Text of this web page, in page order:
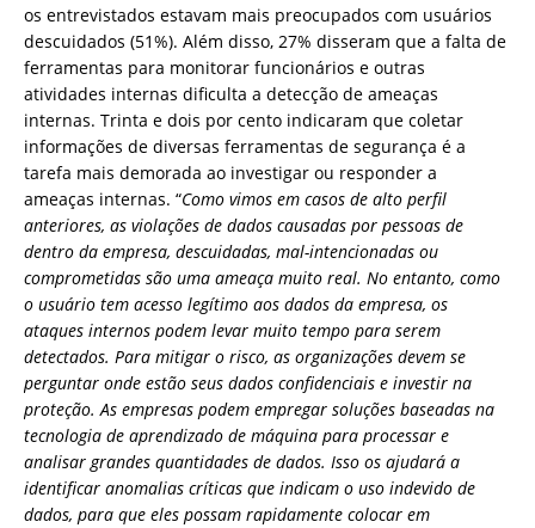
os entrevistados estavam mais preocupados com usuários
descuidados (51%). Além disso, 27% disseram que a falta de
ferramentas para monitorar funcionários e outras
atividades internas dificulta a detecção de ameaças
internas. Trinta e dois por cento indicaram que coletar
informações de diversas ferramentas de segurança é a
tarefa mais demorada ao investigar ou responder a
ameaças internas. “Como vimos em casos de alto perfil
anteriores, as violações de dados causadas por pessoas de
dentro da empresa, descuidadas, mal-intencionadas ou
comprometidas são uma ameaça muito real. No entanto, como
o usuário tem acesso legítimo aos dados da empresa, os
ataques internos podem levar muito tempo para serem
detectados. Para mitigar o risco, as organizações devem se
perguntar onde estão seus dados confidenciais e investir na
proteção. As empresas podem empregar soluções baseadas na
tecnologia de aprendizado de máquina para processar e
analisar grandes quantidades de dados. Isso os ajudará a
identificar anomalias críticas que indicam o uso indevido de
dados, para que eles possam rapidamente colocar em